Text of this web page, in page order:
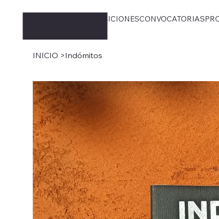
EXPOSICIONESCONVOCATORIAS
INICIO >Indómitos